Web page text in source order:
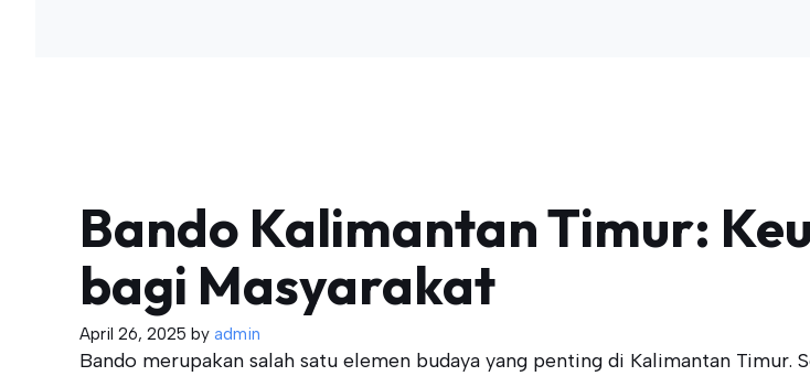
Bando Kalimantan Timur:
bagi Masyarakat
April 26, 2025 by admin
Bando merupakan salah satu elemen budaya yang penting di Kalimantan